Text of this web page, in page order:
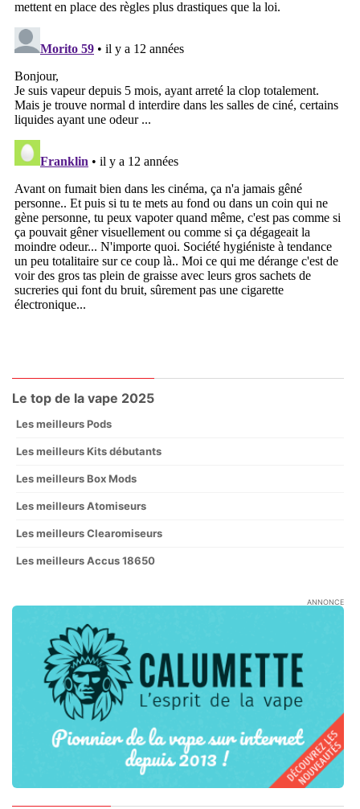
Le top de la vape 2025
Les meilleurs Pods
Les meilleurs Kits débutants
Les meilleurs Box Mods
Les meilleurs Atomiseurs
Les meilleurs Clearomiseurs
Les meilleurs Accus 18650
ANNONCE